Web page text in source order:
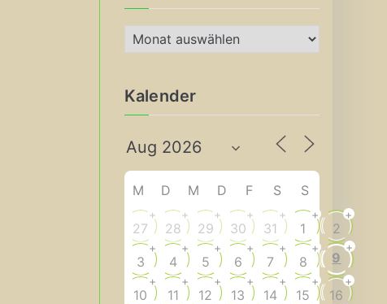
r
h
v
Kalender
M D M D F S S
27
+
28
+
29
+
30
+
31
+
1
+
2
+
3
+
4
+
5
+
6
+
7
+
8
+
9
+
10
+
11
+
12
+
13
+
14
+
15
+
16
+